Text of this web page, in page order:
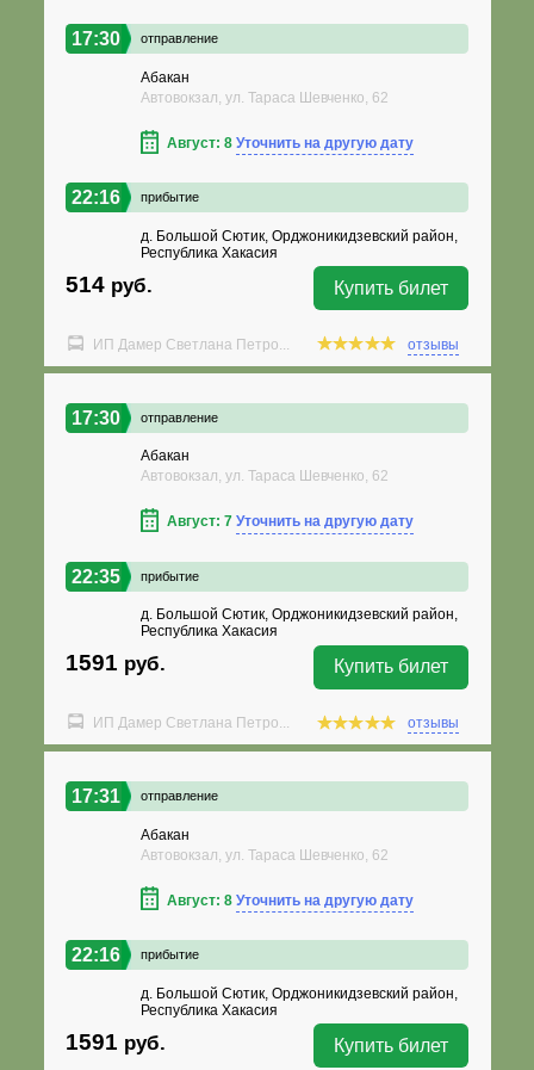
17:30 отправление
Абакан
Автовокзал, ул. Тараса Шевченко, 62
Август: 8 Уточнить на другую дату
22:16 прибытие
д. Большой Сютик, Орджоникидзевский район,
Республика Хакасия
514 руб. Купить билет
ИП Дамер Светлана Петро... отзывы
17:30 отправление
Абакан
Автовокзал, ул. Тараса Шевченко, 62
Август: 7 Уточнить на другую дату
22:35 прибытие
д. Большой Сютик, Орджоникидзевский район,
Республика Хакасия
1591 руб. Купить билет
ИП Дамер Светлана Петро... отзывы
17:31 отправление
Абакан
Автовокзал, ул. Тараса Шевченко, 62
Август: 8 Уточнить на другую дату
22:16 прибытие
д. Большой Сютик, Орджоникидзевский район,
Республика Хакасия
1591 руб. Купить билет